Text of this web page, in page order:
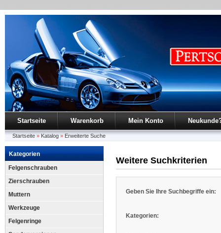
Startseite Warenkorb Mein Konto
Startseite » Katalog » Erweiterte Suche
Kategorien
Felgenschrauben
Zierschrauben
Muttern
Werkzeuge
Felgenringe
Weitere Suchkriterien
Geben Sie Ihre Suchbegriffe ein:
Kategorien: